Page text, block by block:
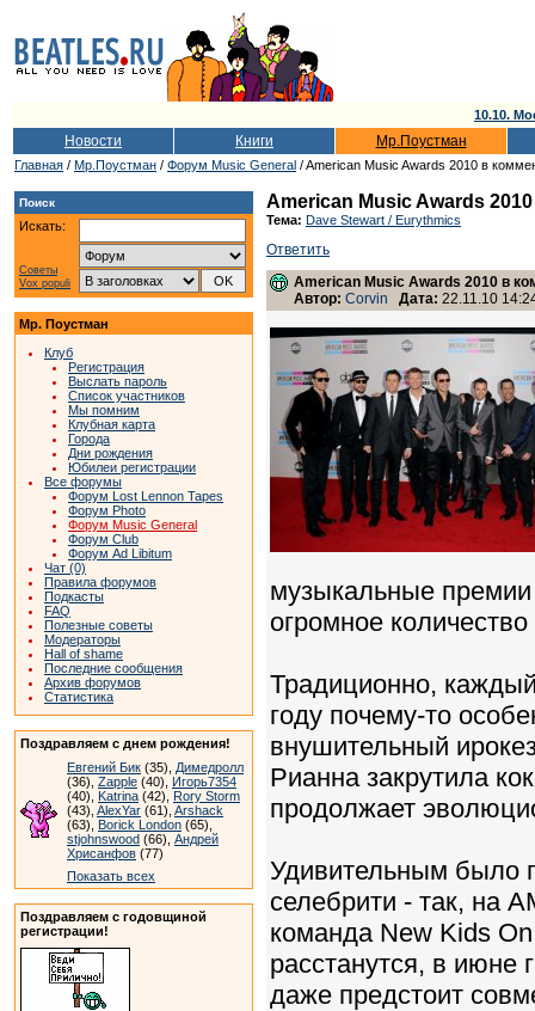
10.10.
Новости Книги Мр.Поустман
Главная / Мр.Поустман / Форум Music General / American Music Awards 2010 в
Поиск
Искать:
Советы
Vox populi
Мр. Поустман
Клуб
Регистрация
Выслать пароль
Список участников
Мы помним
Клубная карта
Города
Дни рождения
Юбилеи регистрации
Все форумы
Форум Lost Lennon Tapes
Форум Photo
Форум Music General
Форум Club
Форум Ad Libitum
Чат (0)
Правила форумов
Подкасты
FAQ
Полезные советы
Модераторы
Hall of shame
Последние сообщения
Архив форумов
Статистика
Поздравляем с днем рождения!
Евгений Бик (35), Димедролл
(36), Zapple (40), Игорь7354
(40), Katrina (42), Rory Storm
(43), AlexYar (61), Arshack
(63), Borick London (65),
stjohnswood (66), Андрей
Хрисанфов (77)
Показать всех
Поздравляем с годовщиной
регистрации!
American Music Awards
Тема: Dave Stewart / Eurythmics
Ответить
American Music Awards 2010 в
Автор: Corvin Дата: 22.11.10
музыкальные
огромное количество
Традиционно,
году почему-то
внушительный
Рианна закрутила
продолжает
Удивительным было
селебрити - так, на
команда New Kids
расстанутся, в июне
даже предстоит